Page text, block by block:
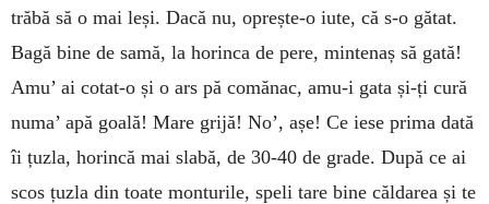
trăbă să o mai leși. Dacă nu, oprește-o iute, că s-o gătat.
Bagă bine de samă, la horinca de pere, mintenaș să gată!
Amu’ ai cotat-o și o ars pă comănac, amu-i gata și-ți cură
numa’ apă goală! Mare grijă! No’, așe! Ce iese prima dată
îi țuzla, horincă mai slabă, de 30-40 de grade. După ce ai
scos țuzla din toate monturile, speli tare bine căldarea și te